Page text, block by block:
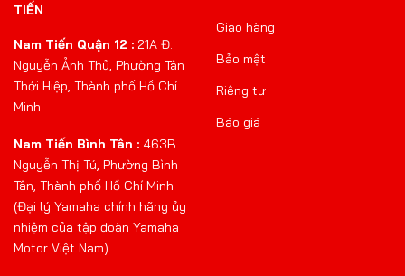
TIẾN
Nam Tiến Quận 12 : 21A Đ.
Nguyễn Ảnh Thủ, Phường Tân
Thới Hiệp, Thành phố Hồ Chí
Minh
Nam Tiến Bình Tân : 463B
Nguyễn Thị Tú, Phường Bình
Tân, Thành phố Hồ Chí Minh
(Đại lý Yamaha chính hãng ủy
nhiệm của tập đoàn Yamaha
Motor Việt Nam)
Giao hàng
Bảo mật
Riêng tư
Báo giá